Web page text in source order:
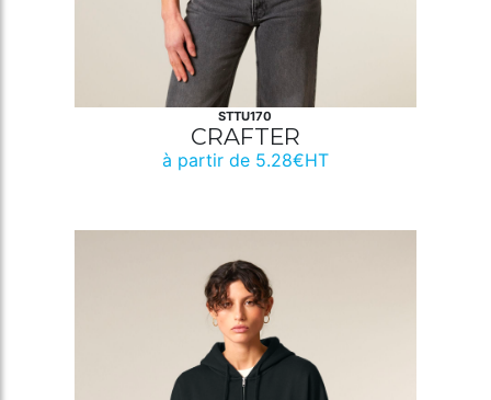
STTU170
CRAFTER
à partir de 5.28€HT